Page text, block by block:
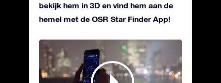
bekijk hem in 3D en vind hem aan de
hemel met de OSR Star Finder App!